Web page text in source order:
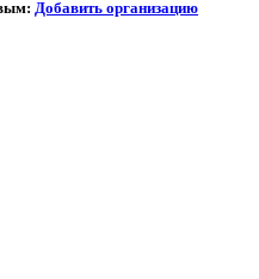
Добавить организацию